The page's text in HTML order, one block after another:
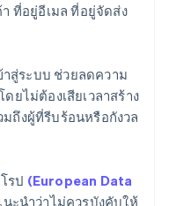
ที่อยู่อีเมล ที่อยู่จัดส่ง
าสู่ระบบ ช่วยลดความ
ยไม่ต้องเสียเวลาสร้าง
ถึงผู้ที่รีบร้อนหรือกังวล
รป (European Data
ะนำว่าไม่ควรบังคับให้